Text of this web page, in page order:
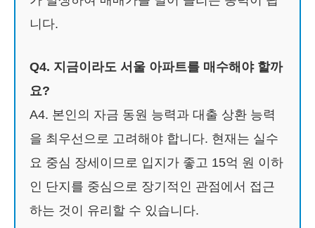
니다.
Q4. 지금이라도 서울 아파트를 매수해야 할까
요?
A4. 본인의 자금 동원 능력과 대출 상환 능력
을 최우선으로 고려해야 합니다. 현재는 실수
요 중심 장세이므로 입지가 좋고 15억 원 이하
인 단지를 중심으로 장기적인 관점에서 접근
하는 것이 유리할 수 있습니다.